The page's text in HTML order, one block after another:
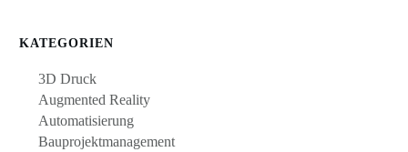
KATEGORIEN
3D Druck
Augmented Reality
Automatisierung
Bauprojektmanagement